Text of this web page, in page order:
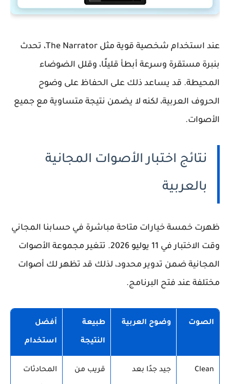
عند استخدام شخصية قوية مثل The Narrator، تحدث
بنبرة مستقرة وسرعة أبطأ قليلًا، وقلل الضوضاء
المحيطة. قد يساعد ذلك على الحفاظ على وضوح
الحروف العربية، لكنه لا يضمن نتيجة متساوية مع جميع
الأصوات.
نتائج اختبار الأصوات المجانية
بالعربية
ظهرت خمسة خيارات متاحة مباشرة في حسابنا المجاني
وقت الاختبار في 11 يوليو 2026. تتغير مجموعة الأصوات
المجانية ضمن تدوير محدود، لذلك قد تظهر لك أصوات
مختلفة عند فتح البرنامج.
الصوت وضوح العربية طبيعة
النتيجة
أفضل
استخدام
Clean جيد جدًا بعد قريب من المحادثات